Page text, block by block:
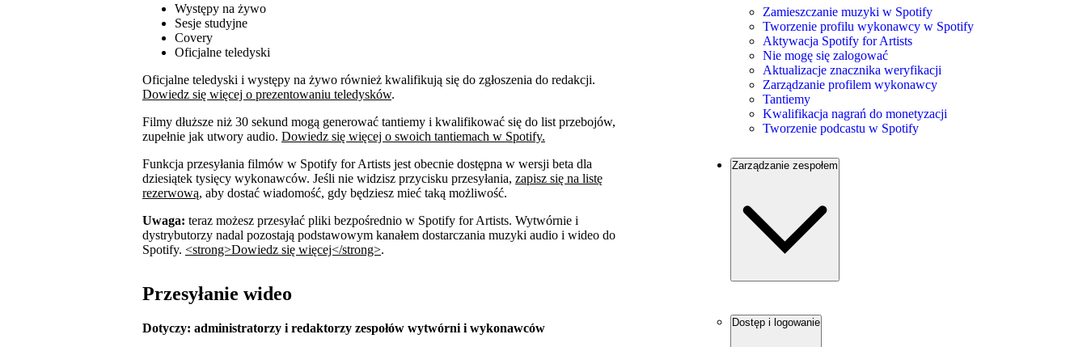
Występy na żywo
Sesje studyjne
Covery
Oficjalne teledyski
Oficjalne teledyski i występy na żywo również kwalifikują się do zgłoszenia do redakcji.
Dowiedz się więcej o prezentowaniu teledysków.
Filmy dłuższe niż 30 sekund mogą generować tantiemy i kwalifikować się do list przebojów,
zupełnie jak utwory audio. Dowiedz się więcej o swoich tantiemach w Spotify.
Funkcja przesyłania filmów w Spotify for Artists jest obecnie dostępna w wersji beta dla
dziesiątek tysięcy wykonawców. Jeśli nie widzisz przycisku przesyłania, zapisz się na listę
rezerwową, aby dostać wiadomość, gdy będziesz mieć taką możliwość.
Uwaga: teraz możesz przesyłać pliki bezpośrednio w Spotify for Artists. Wytwórnie i
dystrybutorzy nadal pozostają podstawowym kanałem dostarczania muzyki audio i wideo do
Spotify. <strong>Dowiedz się więcej</strong>.
Przesyłanie wideo
Dotyczy: administratorzy i redaktorzy zespołów wytwórni i wykonawców
Zamieszczanie muzyki w Spotify
Tworzenie profilu wykonawcy w Spotify
Aktywacja Spotify for Artists
Nie mogę się zalogować
Aktualizacje znacznika weryfikacji
Zarządzanie profilem wykonawcy
Tantiemy
Kwalifikacja nagrań do monetyzacji
Tworzenie podcastu w Spotify
Zarządzanie zespołem
Dostęp i logowanie